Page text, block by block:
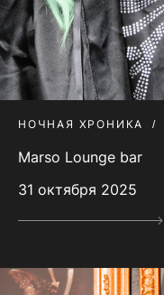
НОЧНАЯ ХРОНИКА
Marso Lounge bar
31 октября 2025